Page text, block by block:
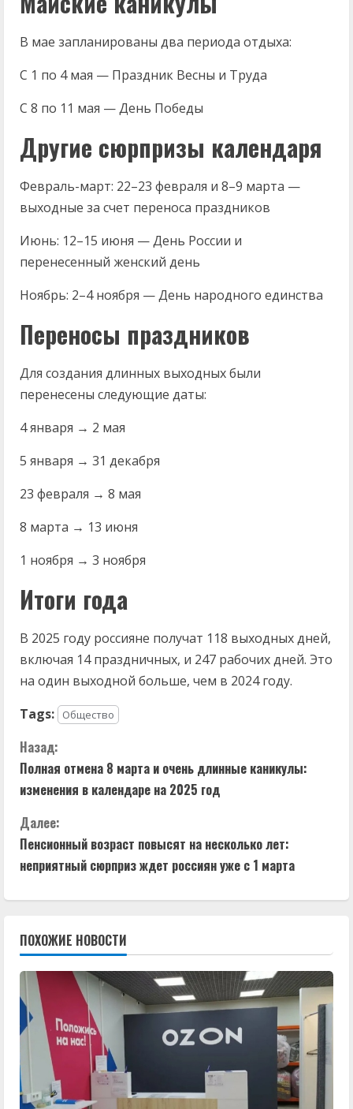
В мае запланированы два периода отдыха:
С 1 по 4 мая — Праздник Весны и Труда
С 8 по 11 мая — День Победы
Другие сюрпризы календаря
Февраль-март: 22–23 февраля и 8–9 марта —
выходные за счет переноса праздников
Июнь: 12–15 июня — День России и
перенесенный женский день
Ноябрь: 2–4 ноября — День народного единства
Переносы праздников
Для создания длинных выходных были
перенесены следующие даты:
4 января → 2 мая
5 января → 31 декабря
23 февраля → 8 мая
8 марта → 13 июня
1 ноября → 3 ноября
Итоги года
В 2025 году россияне получат 118 выходных дней,
включая 14 праздничных, и 247 рабочих дней. Это
на один выходной больше, чем в 2024 году.
Tags:
Общество
П
р
о
д
ж
и
т
ь
ч
Назад:
Полная отмена 8 марта и очень длинные каникулы:
изменения в календаре на 2025 год
Далее:
Пенсионный возраст повысят на несколько лет:
неприятный сюрприз ждет россиян уже с 1 марта
ПОХОЖИЕ НОВОСТИ